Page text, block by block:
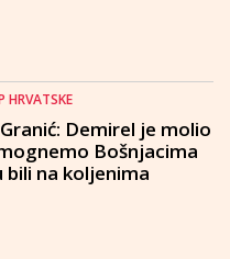
HRVATSKE
Demirel je molio
Bošnjacima
bili na koljenima